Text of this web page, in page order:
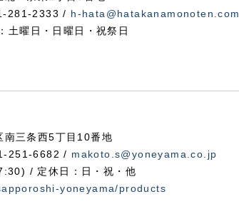
281-2333 / h-hata@hatakanamonoten.com
曜日・日曜日・祝祭日
三条西5丁目10番地
251-6682 / makoto.s@yoneyama.co.jp
/ 定休日：日・祝・他
yoneyama/products